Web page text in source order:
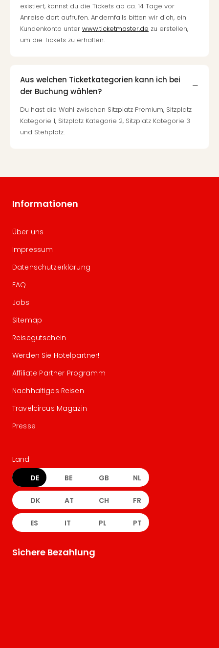
existiert, kannst du die Tickets ab ca. 14 Tage vor
Anreise dort aufrufen. Andernfalls bitten wir dich, ein
Kundenkonto unter www.ticketmaster.de zu erstellen,
um die Tickets zu erhalten.
Aus welchen Ticketkategorien kann ich bei
der Buchung wählen?
Du hast die Wahl zwischen Sitzplatz Premium, Sitzplatz
Kategorie 1, Sitzplatz Kategorie 2, Sitzplatz Kategorie 3
und Stehplatz.
Informationen
Über uns
Impressum
Datenschutzerklärung
FAQ
Jobs
Sitemap
Reisegutschein
Werden Sie Hotelpartner!
Affiliate Partner Programm
Nachhaltiges Reisen
Travelcircus Magazin
Presse
Land
DE BE GB NL
DK AT CH FR
ES IT PL PT
Sichere Bezahlung